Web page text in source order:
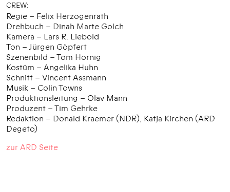
CREW:
Regie – Felix Herzogenrath
Drehbuch – Dinah Marte Golch
Kamera – Lars R. Liebold
Ton – Jürgen Göpfert
Szenenbild – Tom Hornig
Kostüm – Angelika Huhn
Schnitt – Vincent Assmann
Musik – Colin Towns
Produktionsleitung – Olav Mann
Produzent – Tim Gehrke
Redaktion – Donald Kraemer (NDR), Katja Kirchen (ARD
Degeto)
zur ARD Seite